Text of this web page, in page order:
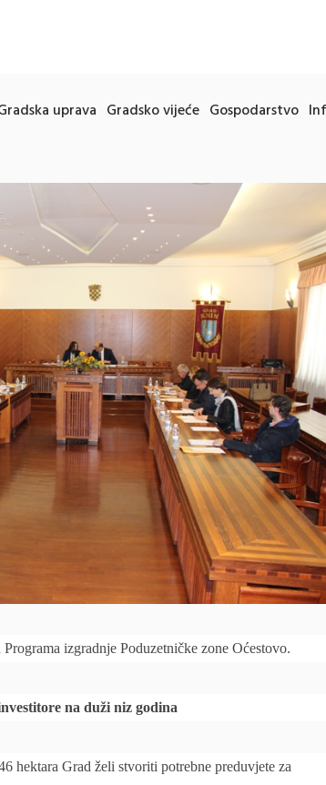
uprava Gradsko vijeće Gospodarstvo
izgradnje Poduzetničke zone Oćestovo.
na duži niz godina
hektara Grad želi stvoriti potrebne preduvjete za